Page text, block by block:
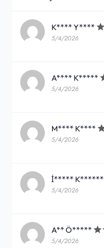
K**** Y****
5/4/2026
A**** K*****
5/4/2026
M**** K****
5/4/2026
İ***** K******
5/4/2026
A** Ö*****
5/4/2026